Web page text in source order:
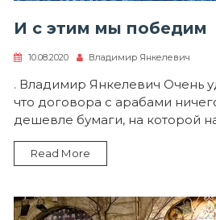
И с этим мы победим
10.08.2020 Владимир Янкелевич
. Владимир Янкелевич Очень
что договора с арабами
дешевле бумаги, на которой
Read More